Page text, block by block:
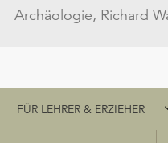
Schnellzugriff
FÜR LEHRER & ERZIEHER